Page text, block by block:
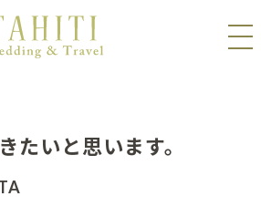
たいと思います。